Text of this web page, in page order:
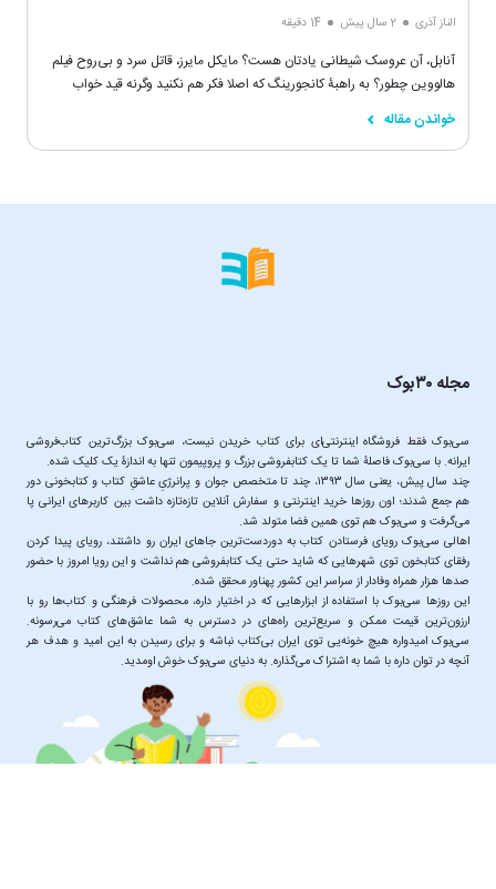
الناز آذری 2 سال پیش 14 دقیقه
آنابل، آن عروسک شیطانی یادتان هست؟ مایکل مایرز، قاتل سرد و بی‌روح فیلم
هالووین چطور؟ به راهبۀ کانجورینگ که اصلا فکر هم نکنید وگرنه قید خواب
راحت را بزنید.
خواندن مقاله
مجله ۳۰بوک
سی‌بوک فقط فروشگاه اینترنتی‌ای برای کتاب خریدن نیست، سی‌بوک بزرگ‌ترین کتاب‌فروشی
چند سال پیش، یعنی سال ۱۳۹۳، چند تا متخصص جوان و پرانرژیِ عاشقِ کتاب و کتابخونی دور
هم جمع شدند؛ اون‌ روزها خرید اینترنتی و سفارش آنلاین تازه‌تازه داشت بین کاربرهای ایرانی پا
اهالی سی‌بوک رویای فرستادن کتاب به دوردست‌ترین جاهای ایران رو داشتند، رویای پیدا کردن
رفقای کتابخون توی شهرهایی که شاید حتی یک کتابفروشی هم نداشت و این رویا امروز با حضور
این ‌روزها سی‌بوک با استفاده از ابزارهایی که در اختیار داره، محصولات فرهنگی و کتاب‌ها رو با
ارزون‌ترین قیمت ممکن و سریع‌ترین راه‌های در دسترس به شما عاشق‌های کتاب می‌رسونه.
سی‌بوک امیدواره هیچ خونه‌یی توی ایران بی‌کتاب نباشه و برای رسیدن به این امید و هدف هر
آنچه در توان داره با شما به اشتراک می‌گذاره. به دنیای سی‌بوک خوش اومدید.